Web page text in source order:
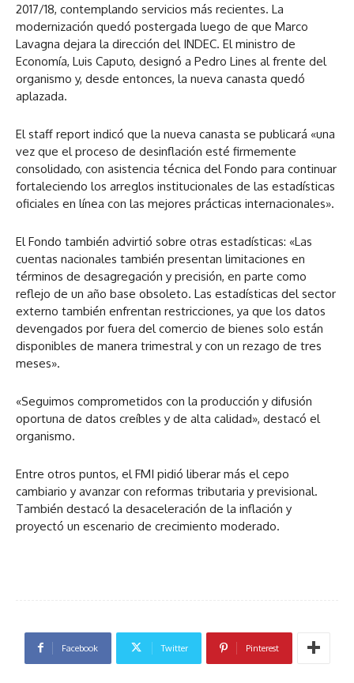
2017/18, contemplando servicios más recientes. La
modernización quedó postergada luego de que Marco
Lavagna dejara la dirección del INDEC. El ministro de
Economía, Luis Caputo, designó a Pedro Lines al frente del
organismo y, desde entonces, la nueva canasta quedó
aplazada.
El staff report indicó que la nueva canasta se publicará «una
vez que el proceso de desinflación esté firmemente
consolidado, con asistencia técnica del Fondo para continuar
fortaleciendo los arreglos institucionales de las estadísticas
oficiales en línea con las mejores prácticas internacionales».
El Fondo también advirtió sobre otras estadísticas: «Las
cuentas nacionales también presentan limitaciones en
términos de desagregación y precisión, en parte como
reflejo de un año base obsoleto. Las estadísticas del sector
externo también enfrentan restricciones, ya que los datos
devengados por fuera del comercio de bienes solo están
disponibles de manera trimestral y con un rezago de tres
meses».
«Seguimos comprometidos con la producción y difusión
oportuna de datos creíbles y de alta calidad», destacó el
organismo.
Entre otros puntos, el FMI pidió liberar más el cepo
cambiario y avanzar con reformas tributaria y previsional.
También destacó la desaceleración de la inflación y
proyectó un escenario de crecimiento moderado.
Facebook Twitter Pinterest